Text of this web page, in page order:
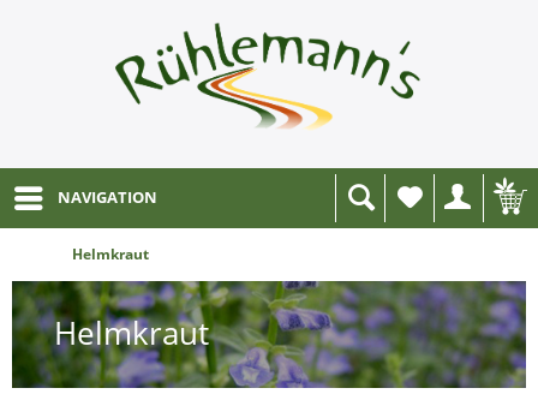
NAVIGATION
Wunschliste
Helmkraut
Helmkraut